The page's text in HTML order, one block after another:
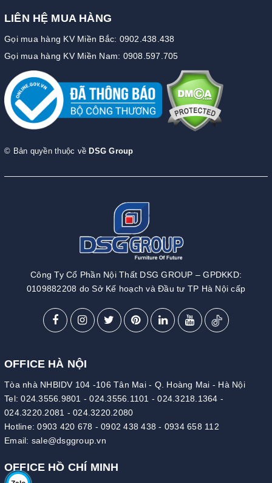
LIÊN HỆ MUA HÀNG
Gọi mua hàng KV Miền Bắc: 0902.438.438
Gọi mua hàng KV Miền Nam: 0908.597.705
© Bản quyền thuộc về DSG Group
Công Ty Cổ Phần Nội Thất DSG GROUP – GPDKKD:
0109882208 do Sở Kế hoạch và Đầu tư TP Hà Nội cấp
OFFICE HÀ NỘI
Tòa nhà NHBIDV 104 -106 Tân Mai - Q. Hoàng Mai - Hà Nội
Tel:024.3556.9801 -024.3556.1101 -024.3218.1364 -
024.3220.2081 - 024.3220.2080
Hotline:0903 420 678 - 0902 438 438 - 0934 658 112
Email: sale@dsggroup.vn
OFFICE HỒ CHÍ MINH